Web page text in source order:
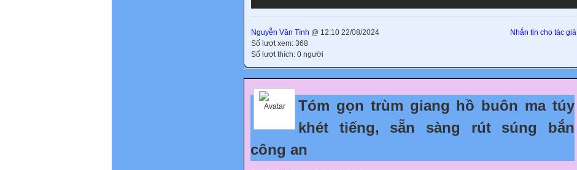
Nhắn tin cho tác giả
Nguyễn Văn Tình @ 12:10 22/08/2024
Số lượt xem: 368
Số lượt thích: 0 người
Tóm gọn trùm giang hồ buôn ma túy
khét tiếng, sẵn sàng rút súng bắn
công an